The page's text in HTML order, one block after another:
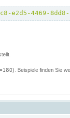
4469-8dd8-
). Beispiele finden Sie